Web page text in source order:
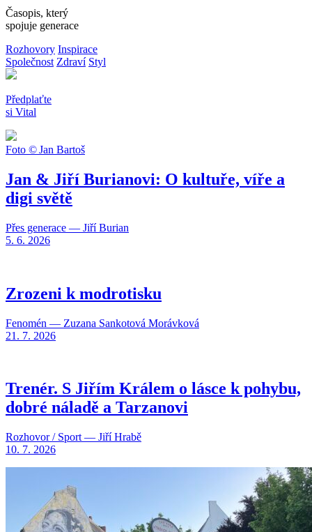
Časopis, který
spojuje generace
Rozhovory Inspirace
Společnost Zdraví Styl
Předplaťte
si Vital
Foto © Jan Bartoš
Jan & Jiří Burianovi: O kultuře, víře a
digi světě
Přes generace — Jiří Burian
5. 6. 2026
Zrozeni k modrotisku
Fenomén — Zuzana Sankotová Morávková
21. 7. 2026
Trenér. S Jiřím Králem o lásce k pohybu,
dobré náladě a Tarzanovi
Rozhovor / Sport — Jiří Hrabě
10. 7. 2026